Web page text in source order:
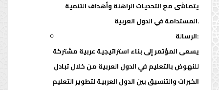
يتماشى مع التحديات الراهنة وأهداف التنمية
المستدامة في الدول العربية.
الرسالة:
يسعى المؤتمر إلى بناء استراتيجية عربية مشتركة
للنهوض بالتعليم في الدول العربية من خلال تبادل
الخبرات والتنسيق بين الدول العربية لتطوير التعليم